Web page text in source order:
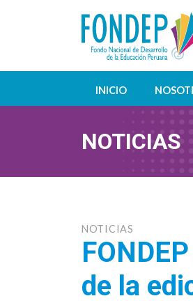
INICIO
NOTICIAS
NOTICIAS
de la